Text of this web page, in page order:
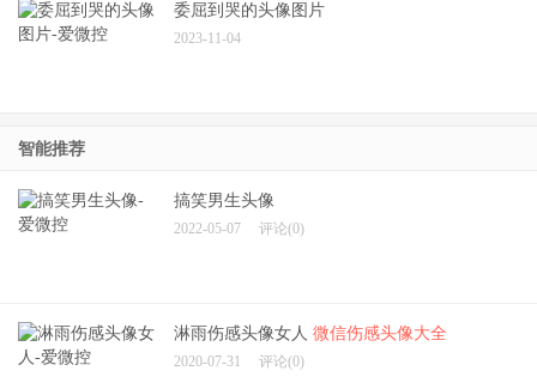
委屈到哭的头像图片
2023-11-04
智能推荐
搞笑男生头像
2022-05-07 评论(0)
淋雨伤感头像女人 微信伤感头像大全
2020-07-31 评论(0)